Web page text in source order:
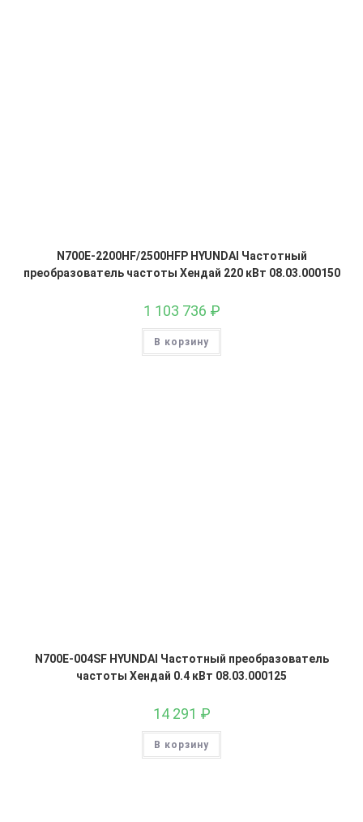
N700E-2200HF/2500HFP HYUNDAI Частотный
преобразователь частоты Хендай 220 кВт 08.03.000150
1 103 736 ₽
В корзину
N700E-004SF HYUNDAI Частотный преобразователь
частоты Хендай 0.4 кВт 08.03.000125
14 291 ₽
В корзину